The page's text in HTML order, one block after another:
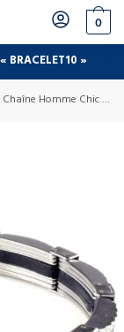
0
BRACELET10 »
Homme Chic en Acier